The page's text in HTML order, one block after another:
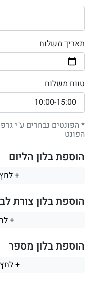
תאריך משלוח
טווח משלוח
* הפונטים נבחרים ע"י
הפונט
הוספת בלון הליום
+ לחץ להוסיף בלון הליום
הוספת בלון צורת לב
+ לחץ להוסיף בלון לב
הוספת בלון מספר
+ לחץ להוסיף בלון מספר